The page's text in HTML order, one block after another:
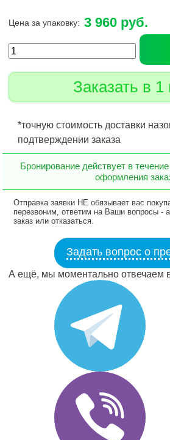
Цена за упаковку: 3 960 руб.
Заказать в 1
*точную стоимость доставки
подтверждении заказа
Бронирование действует в
оформления
Отправка заявки НЕ обязывает вас
перезвоним, ответим на Ваши вопросы -
заказ или отказаться.
Задать вопрос о
А ещё, мы моментально отвечаем